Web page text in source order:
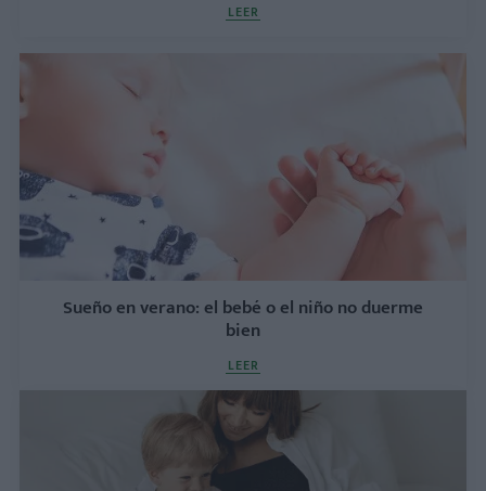
LEER
Sueño en verano: el bebé o el niño no duerme
bien
LEER